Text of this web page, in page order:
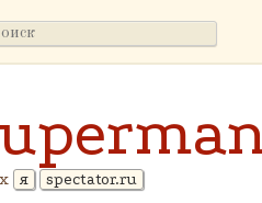
я spectator.ru